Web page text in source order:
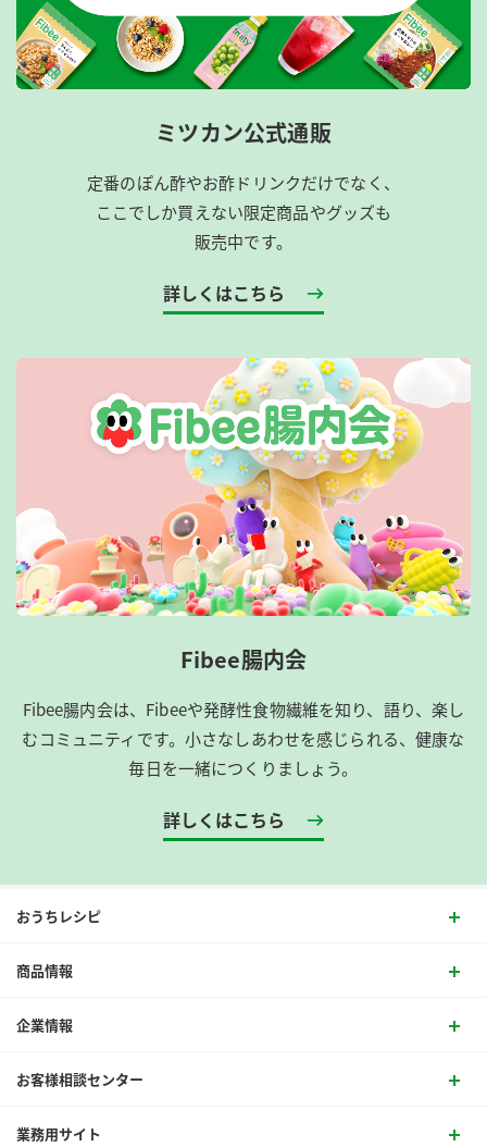
ミツカン公式通販
定番のぽん酢やお酢ドリンクだけでなく、
ここでしか買えない限定商品やグッズも
販売中です。
詳しくはこちら
Fibee腸内会
Fibee腸内会は、​Fibeeや発酵性食物繊維を知り、語り、楽し
むコミュニティです。​小さなしあわせを感じられる、健康な
毎日を一緒につくりましょう。
詳しくはこちら
おうちレシピ
商品情報
企業情報
お客様相談センター
業務用サイト